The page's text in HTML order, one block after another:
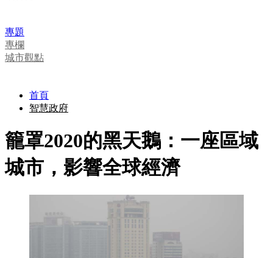
專題
專欄
城市觀點
首頁
智慧政府
籠罩2020的黑天鵝：一座區域
城市，影響全球經濟